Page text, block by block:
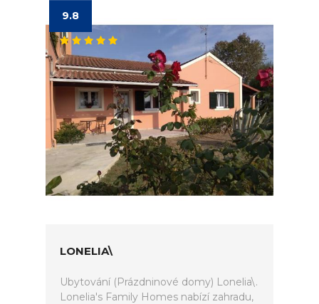
9.8
LONELIA\
Ubytování (Prázdninové domy) Lonelia\.
Lonelia's Family Homes nabízí zahradu,